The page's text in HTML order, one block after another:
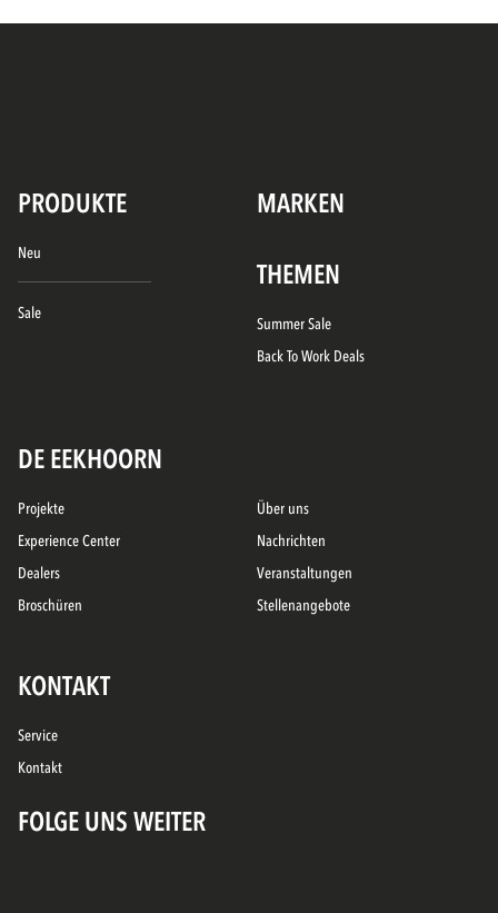
PRODUKTE MARKEN
Neu
Sale
THEMEN
Summer Sale
Back To Work Deals
DE EEKHOORN
Projekte
Experience Center
Dealers
Broschüren
Über uns
Nachrichten
Veranstaltungen
Stellenangebote
KONTAKT
Service
Kontakt
FOLGE UNS WEITER